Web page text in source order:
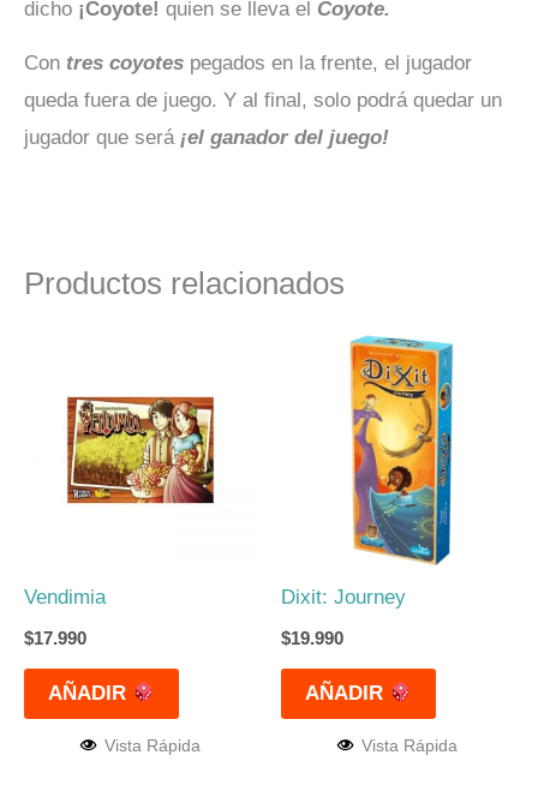
dicho ¡Coyote! quien se lleva el Coyote.
Con tres coyotes pegados en la frente, el jugador
queda fuera de juego. Y al final, solo podrá quedar un
jugador que será ¡el ganador del juego!
Productos relacionados
Vendimia
$17.990
AÑADIR
Vista Rápida
Dixit: Journey
$19.990
AÑADIR
Vista Rápida